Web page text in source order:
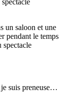
un saloon et une
pendant le temps
spectacle
suis preneuse…